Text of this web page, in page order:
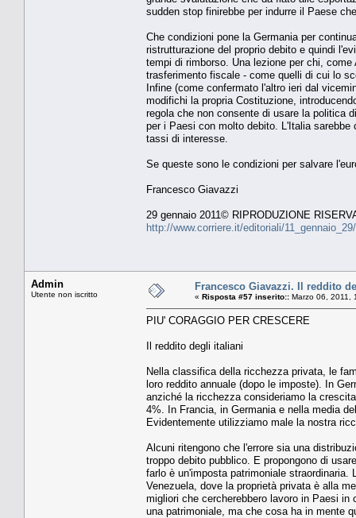
sudden stop finirebbe per indurre il Paese
Che condizioni pone la Germania per
ristrutturazione del proprio debito e quindi
tempi di rimborso. Una lezione per chi,
trasferimento fiscale - come quelli di cui lo
Infine (come confermato l'altro ieri dal
modifichi la propria Costituzione,
regola che non consente di usare la politica
per i Paesi con molto debito. L'Italia
tassi di interesse.
Se queste sono le condizioni per salvare
Francesco Giavazzi
29 gennaio 2011© RIPRODUZIONE
http://www.corriere.it/editoriali/
Admin
Utente non iscritto
Francesco Giavazzi. Il reddito
« Risposta #57 inserito:: Marzo 06, 2011,
PIU' CORAGGIO PER CRESCERE
Il reddito degli italiani
Nella classifica della ricchezza privata, le
loro reddito annuale (dopo le imposte). In
anziché la ricchezza consideriamo la
4%. In Francia, in Germania e nella media
Evidentemente utilizziamo male la nostra
Alcuni ritengono che l'errore sia una
troppo debito pubblico. E propongono di
farlo è un'imposta patrimoniale
Venezuela, dove la proprietà privata è alla
migliori che cercherebbero lavoro in Paesi
una patrimoniale, ma che cosa ha in mente